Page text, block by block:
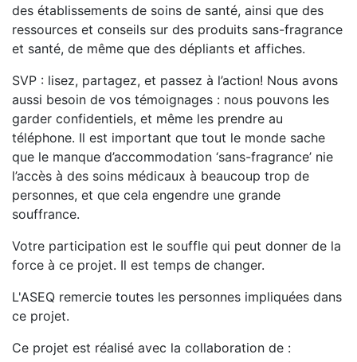
des établissements de soins de santé, ainsi que des
ressources et conseils sur des produits sans-fragrance
et santé, de même que des dépliants et affiches.
SVP : lisez, partagez, et passez à l’action! Nous avons
aussi besoin de vos témoignages : nous pouvons les
garder confidentiels, et même les prendre au
téléphone. Il est important que tout le monde sache
que le manque d’accommodation ‘sans-fragrance’ nie
l’accès à des soins médicaux à beaucoup trop de
personnes, et que cela engendre une grande
souffrance.
Votre participation est le souffle qui peut donner de la
force à ce projet. Il est temps de changer.
L'ASEQ remercie toutes les personnes impliquées dans
ce projet.
Ce projet est réalisé avec la collaboration de :